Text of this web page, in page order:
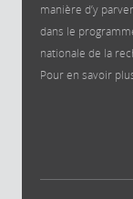
manière d’y
dans le
nationale de la
Pour en savoir